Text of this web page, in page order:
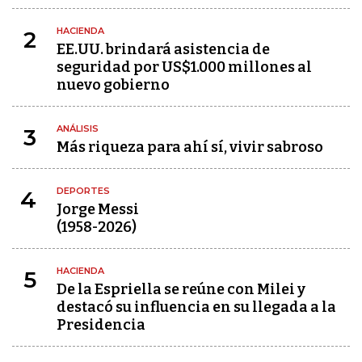
2 HACIENDA
EE.UU. brindará asistencia de
seguridad por US$1.000 millones al
nuevo gobierno
3 ANÁLISIS
Más riqueza para ahí sí, vivir sabroso
4 DEPORTES
Jorge Messi
(1958-2026)
5 HACIENDA
De la Espriella se reúne con Milei y
destacó su influencia en su llegada a la
Presidencia